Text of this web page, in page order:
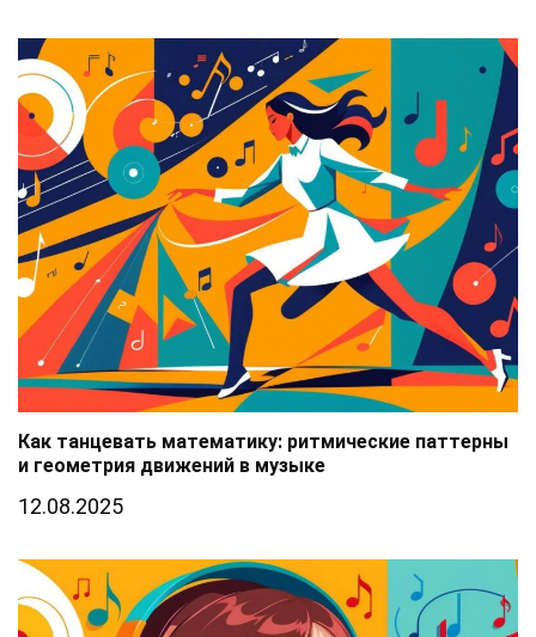
Как танцевать математику: ритмические паттерны
и геометрия движений в музыке
12.08.2025